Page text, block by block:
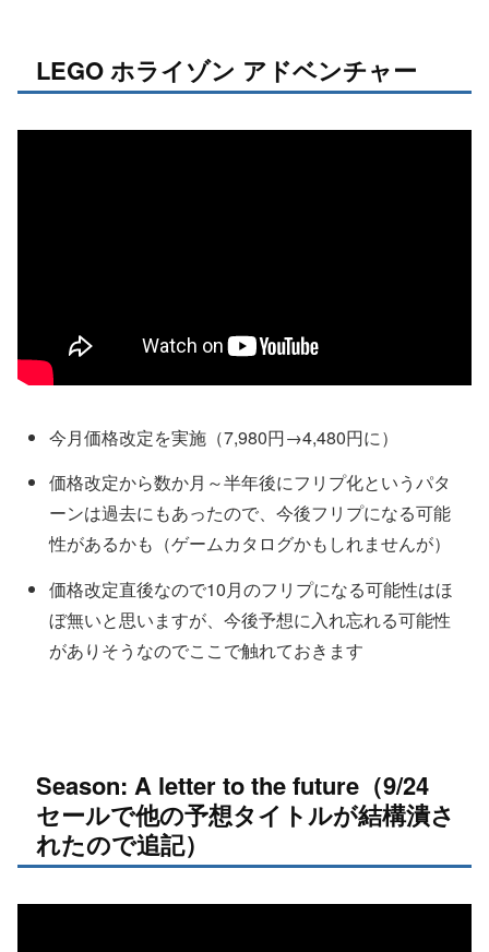
LEGO ホライゾン アドベンチャー
今月価格改定を実施（7,980円→4,480円に）
価格改定から数か月～半年後にフリプ化というパタ
ーンは過去にもあったので、今後フリプになる可能
性があるかも（ゲームカタログかもしれませんが）
価格改定直後なので10月のフリプになる可能性はほ
ぼ無いと思いますが、今後予想に入れ忘れる可能性
がありそうなのでここで触れておきます
Season: A letter to the future（9/24
セールで他の予想タイトルが結構潰さ
れたので追記）